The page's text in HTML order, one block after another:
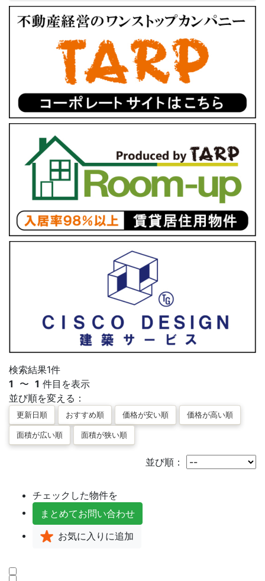
検索結果1件
1 〜 1 件目を表示
並び順を変える：
並び順：
チェックした物件を
まとめてお問い合わせ
お気に入り に追加